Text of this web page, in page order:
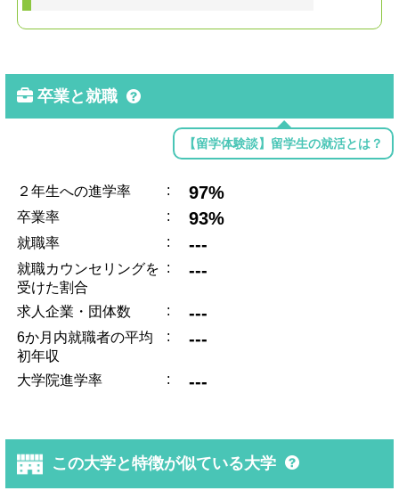
卒業と就職
【留学体験談】留学生の就活とは？
２年生への進学率 : 97%
卒業率 : 93%
就職率 : ---
就職カウンセリングを
受けた割合
: ---
求人企業・団体数 : ---
6か月内就職者の平均
初年収
: ---
大学院進学率 : ---
この大学と特徴が似ている大学